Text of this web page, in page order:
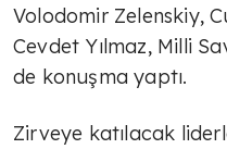
Volodomir Zelenskiy,
Cevdet Yılmaz, Milli
de konuşma yaptı.
Zirveye katılacak